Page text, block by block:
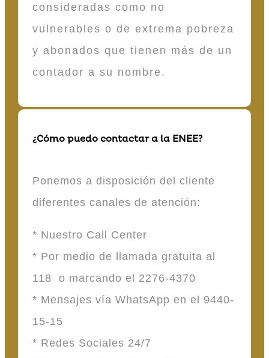
consideradas como no
vulnerables o de extrema pobreza
y abonados que tienen más de un
contador a su nombre.
¿Cómo puedo contactar a la ENEE?
Ponemos a disposición del cliente
diferentes canales de atención:
* Nuestro Call Center
* Por medio de llamada gratuita al
118 o marcando el 2276-4370
* Mensajes vía WhatsApp en el 9440-
15-15
* Redes Sociales 24/7